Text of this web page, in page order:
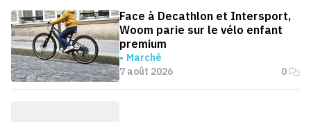
Face à Decathlon et Intersport,
Woom parie sur le vélo enfant
premium
Marché
7 août 2026
0